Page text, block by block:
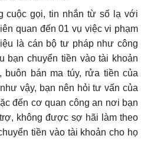
cuộc gọi, tin nhắn từ số lạ với
quan đến 01 vụ việc vi phạm
là cán bộ tư pháp như công
bạn chuyển tiền vào tài khoản
bán ma túy, rửa tiền của
vậy, bạn nên hỏi tư vấn của
đến cơ quan công an nơi bạn
không được sợ hãi làm theo
tiền vào tài khoản cho họ